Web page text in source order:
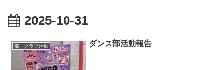
2025-10-31
部・クラブ活動 ダンス部活動報告